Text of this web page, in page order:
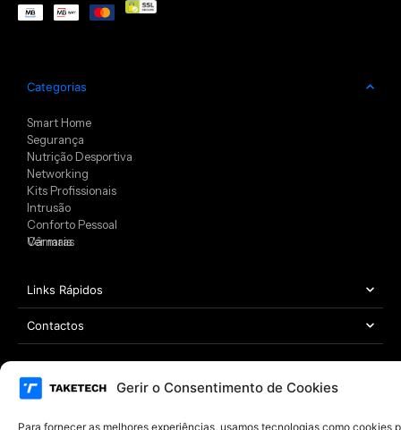
Gerir o Consentimento de Cookies
Para fornecer as melhores experiências, usamos tecnologias como cookies
Categorias
Smart Home
Segurança
Nutrição Desportiva
Networking
Kits Profissionais
Intrusão
Conforto Pessoal
Câmaras
Ver mais
Links Rápidos
Contactos
Área Legal